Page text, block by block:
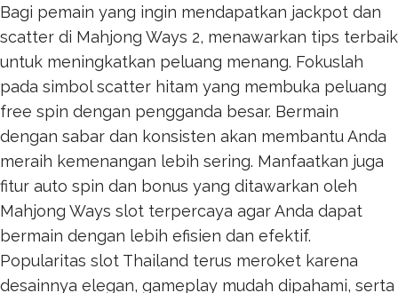
Bagi pemain yang ingin mendapatkan jackpot dan
scatter di Mahjong Ways 2, menawarkan tips terbaik
untuk meningkatkan peluang menang. Fokuslah
pada simbol scatter hitam yang membuka peluang
free spin dengan pengganda besar. Bermain
dengan sabar dan konsisten akan membantu Anda
meraih kemenangan lebih sering. Manfaatkan juga
fitur auto spin dan bonus yang ditawarkan oleh
Mahjong Ways slot terpercaya agar Anda dapat
bermain dengan lebih efisien dan efektif.
Popularitas slot Thailand terus meroket karena
desainnya elegan, gameplay mudah dipahami, serta